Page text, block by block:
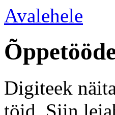
Avalehele
Digiteek
töid. Siin